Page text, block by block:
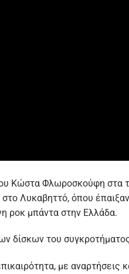
Κώστα Φλωροσκούφη στα
Λυκαβηττό, όπου
ροκ μπάντα στην Ελλάδα.
δίσκων του
με αναρτήσεις